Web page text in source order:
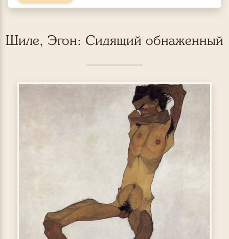
Шиле, Эгон: Сидящий обнаженный